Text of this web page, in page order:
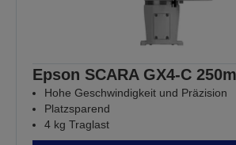
Epson SCARA GX4-C
Hohe Geschwindigkeit und Präzision
Platzsparend
4 kg Traglast